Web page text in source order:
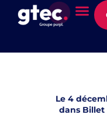
Panneau de gestion des
Le4
dans Billet